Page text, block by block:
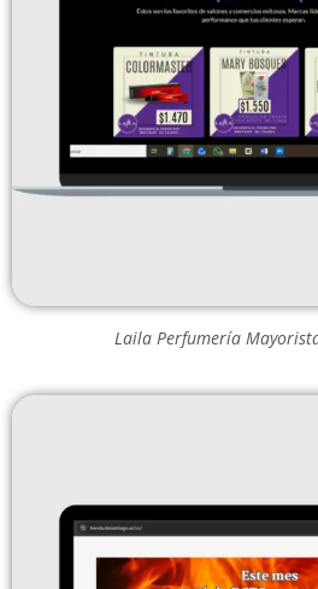
Laila Perfumería